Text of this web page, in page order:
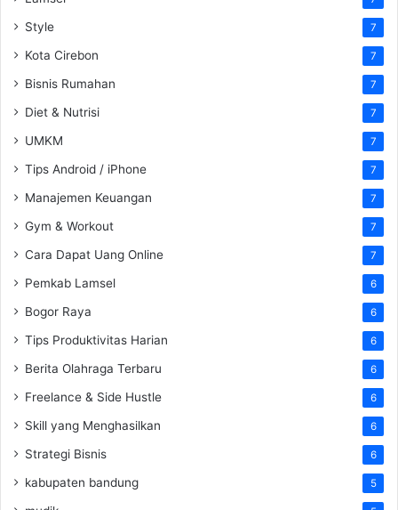
Style 7
Kota Cirebon 7
Bisnis Rumahan 7
Diet & Nutrisi 7
UMKM 7
Tips Android / iPhone 7
Manajemen Keuangan 7
Gym & Workout 7
Cara Dapat Uang Online 7
Pemkab Lamsel 6
Bogor Raya 6
Tips Produktivitas Harian 6
Berita Olahraga Terbaru 6
Freelance & Side Hustle 6
Skill yang Menghasilkan 6
Strategi Bisnis 6
kabupaten bandung 5